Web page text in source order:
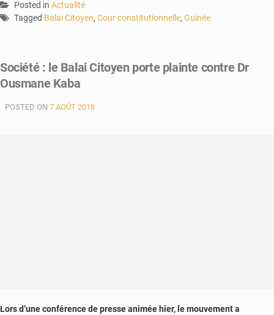
Posted in Actualité
Tagged Balai Citoyen, Cour constitutionnelle, Guinée
Société : le Balai Citoyen porte plainte contre Dr
Ousmane Kaba
POSTED ON 7 AOÛT 2018
Lors d’une conférence de presse animée hier, le mouvement a